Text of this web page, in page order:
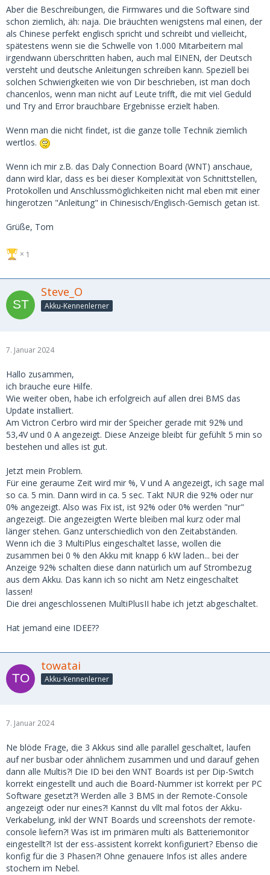
Aber die Beschreibungen, die Firmwares und die Software sind
schon ziemlich, äh: naja. Die bräuchten wenigstens mal einen, der
als Chinese perfekt englisch spricht und schreibt und vielleicht,
spätestens wenn sie die Schwelle von 1.000 Mitarbeitern mal
irgendwann überschritten haben, auch mal EINEN, der Deutsch
versteht und deutsche Anleitungen schreiben kann. Speziell bei
solchen Schwierigkeiten wie von Dir beschrieben, ist man doch
chancenlos, wenn man nicht auf Leute trifft, die mit viel Geduld
und Try and Error brauchbare Ergebnisse erzielt haben.
Wenn man die nicht findet, ist die ganze tolle Technik ziemlich
wertlos.
Wenn ich mir z.B. das Daly Connection Board (WNT) anschaue,
dann wird klar, dass es bei dieser Komplexität von Schnittstellen,
Protokollen und Anschlussmöglichkeiten nicht mal eben mit einer
hingerotzen "Anleitung" in Chinesisch/Englisch-Gemisch getan ist.
Grüße, Tom
1
Steve_O
Akku-Kennenlerner
7. Januar 2024
Hallo zusammen,
ich brauche eure Hilfe.
Wie weiter oben, habe ich erfolgreich auf allen drei BMS das
Update installiert.
Am Victron Cerbro wird mir der Speicher gerade mit 92% und
53,4V und 0 A angezeigt. Diese Anzeige bleibt für gefühlt 5 min so
bestehen und alles ist gut.
Jetzt mein Problem.
Für eine geraume Zeit wird mir %, V und A angezeigt, ich sage mal
so ca. 5 min. Dann wird in ca. 5 sec. Takt NUR die 92% oder nur
0% angezeigt. Also was Fix ist, ist 92% oder 0% werden "nur"
angezeigt. Die angezeigten Werte bleiben mal kurz oder mal
länger stehen. Ganz unterschiedlich von den Zeitabständen.
Wenn ich die 3 MultiPlus eingeschaltet lasse, wollen die
zusammen bei 0 % den Akku mit knapp 6 kW laden... bei der
Anzeige 92% schalten diese dann natürlich um auf Strombezug
aus dem Akku. Das kann ich so nicht am Netz eingeschaltet
lassen!
Die drei angeschlossenen MultiPlusII habe ich jetzt abgeschaltet.
Hat jemand eine IDEE??
towatai
Akku-Kennenlerner
7. Januar 2024
Ne blöde Frage, die 3 Akkus sind alle parallel geschaltet, laufen
auf ner busbar oder ähnlichem zusammen und und darauf gehen
dann alle Multis?! Die ID bei den WNT Boards ist per Dip-Switch
korrekt eingestellt und auch die Board-Nummer ist korrekt per PC
Software gesetzt?! Werden alle 3 BMS in der Remote-Console
angezeigt oder nur eines?! Kannst du vllt mal fotos der Akku-
Verkabelung, inkl der WNT Boards und screenshots der remote-
console liefern?! Was ist im primären multi als Batteriemonitor
eingestellt?! Ist der ess-assistent korrekt konfiguriert? Ebenso die
konfig für die 3 Phasen?! Ohne genauere Infos ist alles andere
stochern im Nebel.